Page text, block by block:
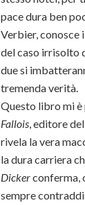
pace dura ben
Verbier, conosce
del caso irrisolto
due si
tremenda verità.
Questo libro mi è
Fallois , editore
rivela la vera
la dura carriera
Dickerconferma,
sempre